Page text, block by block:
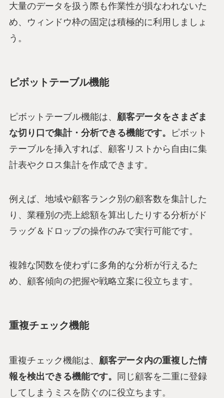
大量のデータを扱う際も作業性が損なわれないた
め、ウィンドウ枠の固定は積極的に利用しましょ
う。
ピボットテーブル機能
ピボットテーブル機能は、 顧客データをさまざま
な切り口で集計・分析できる機能です。
ピボット
テーブルを挿入すれば、顧客リストから自由に集
計表やクロス集計を作成できます。
例えば、地域や顧客ランク別の顧客数を集計した
り、業種別の売上総額を算出したりする分析がド
ラッグ＆ドロップの操作のみで実行可能です。
複雑な関数を使わずに多角的な分析が行えるた
め、顧客傾向の把握や戦略立案に役立ちます。
重複チェック機能
重複チェック機能は、 顧客データ内の重複した情
報を検出できる機能です。
同じ顧客を二重に登録
してしまうミスを防ぐのに役立ちます。